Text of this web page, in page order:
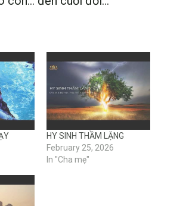
HY SINH THẦM LẶNG
February 25, 2026
In "Cha mẹ"